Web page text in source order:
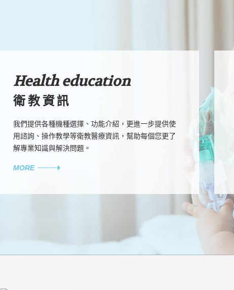
Health education
衛教資訊
我們提供各種機種選擇、功能介紹，更進一步提供使
用諮詢、操作教學等衛教醫療資訊，幫助每個您更了
解專業知識與解決問題。
MORE